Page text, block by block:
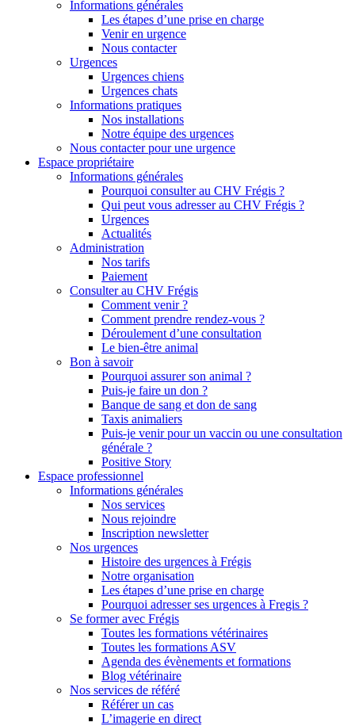
Informations générales
Les étapes d’une prise en charge
Venir en urgence
Nous contacter
Urgences
Urgences chiens
Urgences chats
Informations pratiques
Nos installations
Notre équipe des urgences
Nous contacter pour une urgence
Espace propriétaire
Informations générales
Pourquoi consulter au CHV Frégis ?
Qui peut vous adresser au CHV Frégis ?
Urgences
Actualités
Administration
Nos tarifs
Paiement
Consulter au CHV Frégis
Comment venir ?
Comment prendre rendez-vous ?
Déroulement d’une consultation
Le bien-être animal
Bon à savoir
Pourquoi assurer son animal ?
Puis-je faire un don ?
Banque de sang et don de sang
Taxis animaliers
Puis-je venir pour un vaccin ou une consultation
générale ?
Positive Story
Espace professionnel
Informations générales
Nos services
Nous rejoindre
Inscription newsletter
Nos urgences
Histoire des urgences à Frégis
Notre organisation
Les étapes d’une prise en charge
Pourquoi adresser ses urgences à Fregis ?
Se former avec Frégis
Toutes les formations vétérinaires
Toutes les formations ASV
Agenda des évènements et formations
Blog vétérinaire
Nos services de référé
Référer un cas
L’imagerie en direct